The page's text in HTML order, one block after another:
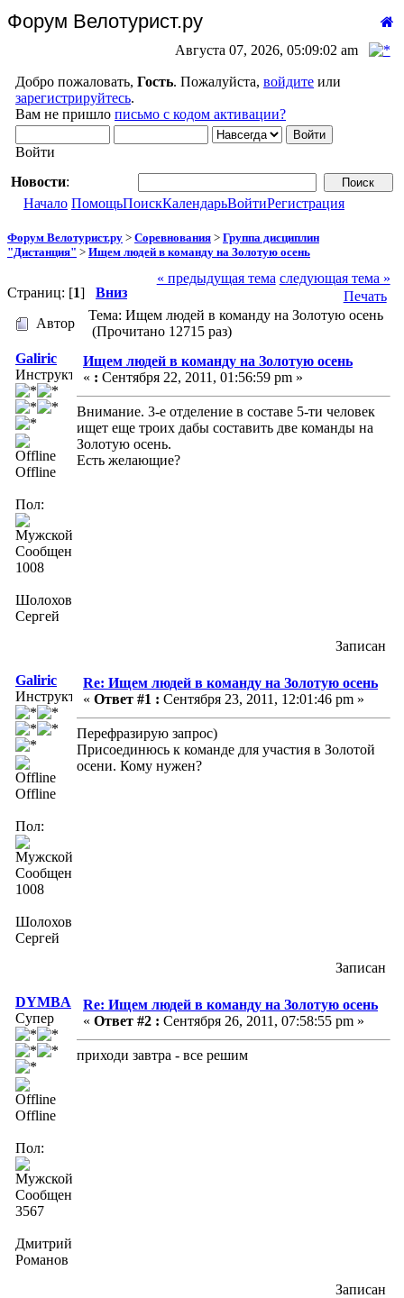
Форум Велотурист.ру
Августа 07, 2026, 05:09:02 am
Добро пожаловать, Гость. Пожалуйста, войдите или
зарегистрируйтесь.
Вам не пришло письмо с кодом активации?
Войти
Новости:
Начало ПомощьПоискКалендарьВойтиРегистрация
Форум Велотурист.ру > Соревнования > Группа дисциплин
"Дистанция" > Ищем людей в команду на Золотую осень
Страниц: [1] Вниз
« предыдущая тема следующая тема »
Печать
Автор
Тема: Ищем людей в команду на Золотую осень
(Прочитано 12715 раз)
Galiric
Инструктор
Offline
Пол:
Сообщений:
1008
Шолохов
Сергей
Ищем людей в команду на Золотую осень
« : Сентября 22, 2011, 01:56:59 pm »
Внимание. 3-е отделение в составе 5-ти человек
ищет еще троих дабы составить две команды на
Золотую осень.
Есть желающие?
Записан
Galiric
Инструктор
Offline
Пол:
Сообщений:
1008
Шолохов
Сергей
Re: Ищем людей в команду на Золотую осень
« Ответ #1 : Сентября 23, 2011, 12:01:46 pm »
Перефразирую запрос)
Присоединюсь к команде для участия в Золотой
осени. Кому нужен?
Записан
DYMBA
Супер
Offline
Пол:
Сообщений:
3567
Дмитрий
Романов
Re: Ищем людей в команду на Золотую осень
« Ответ #2 : Сентября 26, 2011, 07:58:55 pm »
приходи завтра - все решим
Записан